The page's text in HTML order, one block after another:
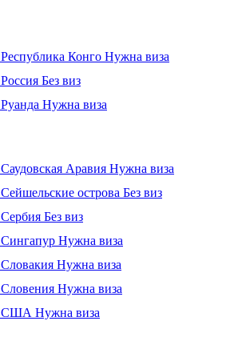
Республика Конго Нужна виза
Россия Без виз
Руанда Нужна виза
Саудовская Аравия Нужна виза
Сейшельские острова Без виз
Сербия Без виз
Сингапур Нужна виза
Словакия Нужна виза
Словения Нужна виза
США Нужна виза